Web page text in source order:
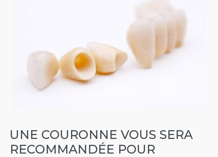
UNE COURONNE VOUS SERA
RECOMMANDÉE POUR